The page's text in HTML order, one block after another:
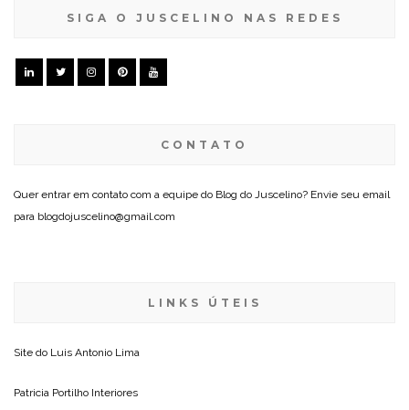
SIGA O JUSCELINO NAS REDES
CONTATO
Quer entrar em contato com a equipe do Blog do Juscelino? Envie seu email
para blogdojuscelino@gmail.com
LINKS ÚTEIS
Site do Luis Antonio Lima
Patricia Portilho Interiores